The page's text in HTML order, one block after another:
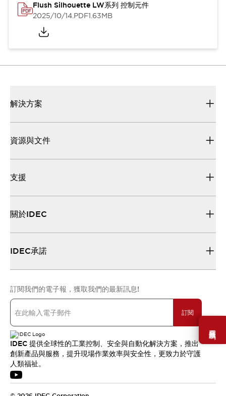
需要幫助嗎？
Flush Silhouette LW系列 控制元件
2025/10/14.PDF1.63MB
解決方案
資源與文件
支援
關於IDEC
IDEC承諾
訂閱我們的電子報，獲取我們的最新訊息!
訂閱
IDEC 提供全球性的工業控制、安全與自動化解決方案，推出
創新產品與服務，提升現場作業效率與安全性，更致力於守護
人類福祉。